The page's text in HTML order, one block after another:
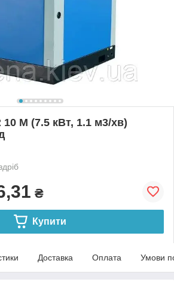
M (7.5 кВт, 1.1 м3/хв)
₴
Купити
Доставка Оплата Умови